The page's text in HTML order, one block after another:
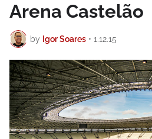
Arena Castelão
by Igor Soares • 1.12.15